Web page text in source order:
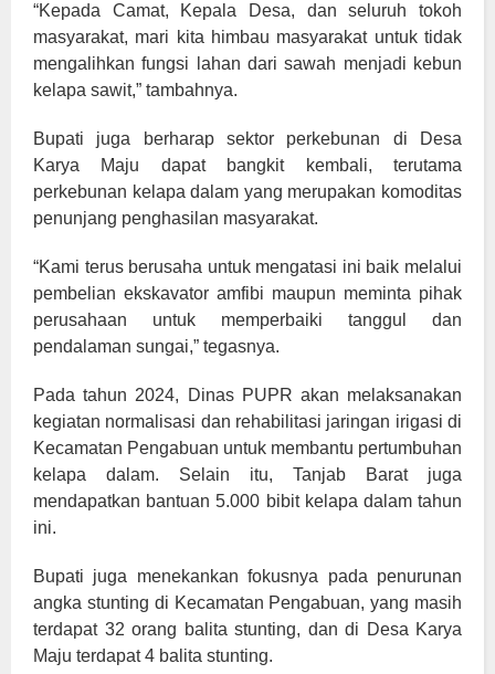
“Kepada Camat, Kepala Desa, dan seluruh tokoh
masyarakat, mari kita himbau masyarakat untuk tidak
mengalihkan fungsi lahan dari sawah menjadi kebun
kelapa sawit,” tambahnya.
Bupati juga berharap sektor perkebunan di Desa
Karya Maju dapat bangkit kembali, terutama
perkebunan kelapa dalam yang merupakan komoditas
penunjang penghasilan masyarakat.
“Kami terus berusaha untuk mengatasi ini baik melalui
pembelian ekskavator amfibi maupun meminta pihak
perusahaan untuk memperbaiki tanggul dan
pendalaman sungai,” tegasnya.
Pada tahun 2024, Dinas PUPR akan melaksanakan
kegiatan normalisasi dan rehabilitasi jaringan irigasi di
Kecamatan Pengabuan untuk membantu pertumbuhan
kelapa dalam. Selain itu, Tanjab Barat juga
mendapatkan bantuan 5.000 bibit kelapa dalam tahun
ini.
Bupati juga menekankan fokusnya pada penurunan
angka stunting di Kecamatan Pengabuan, yang masih
terdapat 32 orang balita stunting, dan di Desa Karya
Maju terdapat 4 balita stunting.